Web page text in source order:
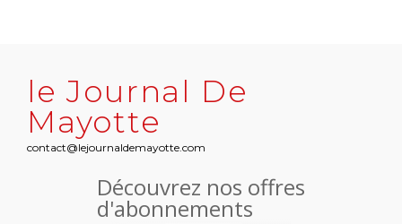
le Journal De
Mayotte
contact@lejournaldemayotte.com
Découvrez nos offres
d'abonnements